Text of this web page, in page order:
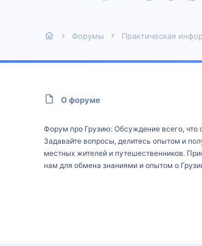
Форумы Практическая
О форуме
Форум про Грузию: Обсуждение всего, что
Задавайте вопросы, делитесь опытом и
местных жителей и путешественников.
нам для обмена знаниями и опытом о